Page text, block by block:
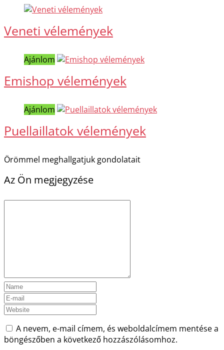
Veneti vélemények
Ajánlom
Emishop vélemények
Ajánlom
Puellaillatok vélemények
Örömmel meghallgatjuk gondolatait
Az Ön megjegyzése
A nevem, e-mail címem, és weboldalcímem mentése a
böngészőben a következő hozzászólásomhoz.